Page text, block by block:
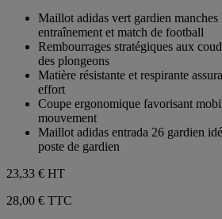
étoiles.
Maillot adidas vert gardien
entraînement et match de football
Rembourrages stratégiques aux
des plongeons
Matière résistante et respirante
effort
Coupe ergonomique favorisant
mouvement
Maillot adidas entrada 26 gardien
poste de gardien
23,33 € HT
28,00 € TTC